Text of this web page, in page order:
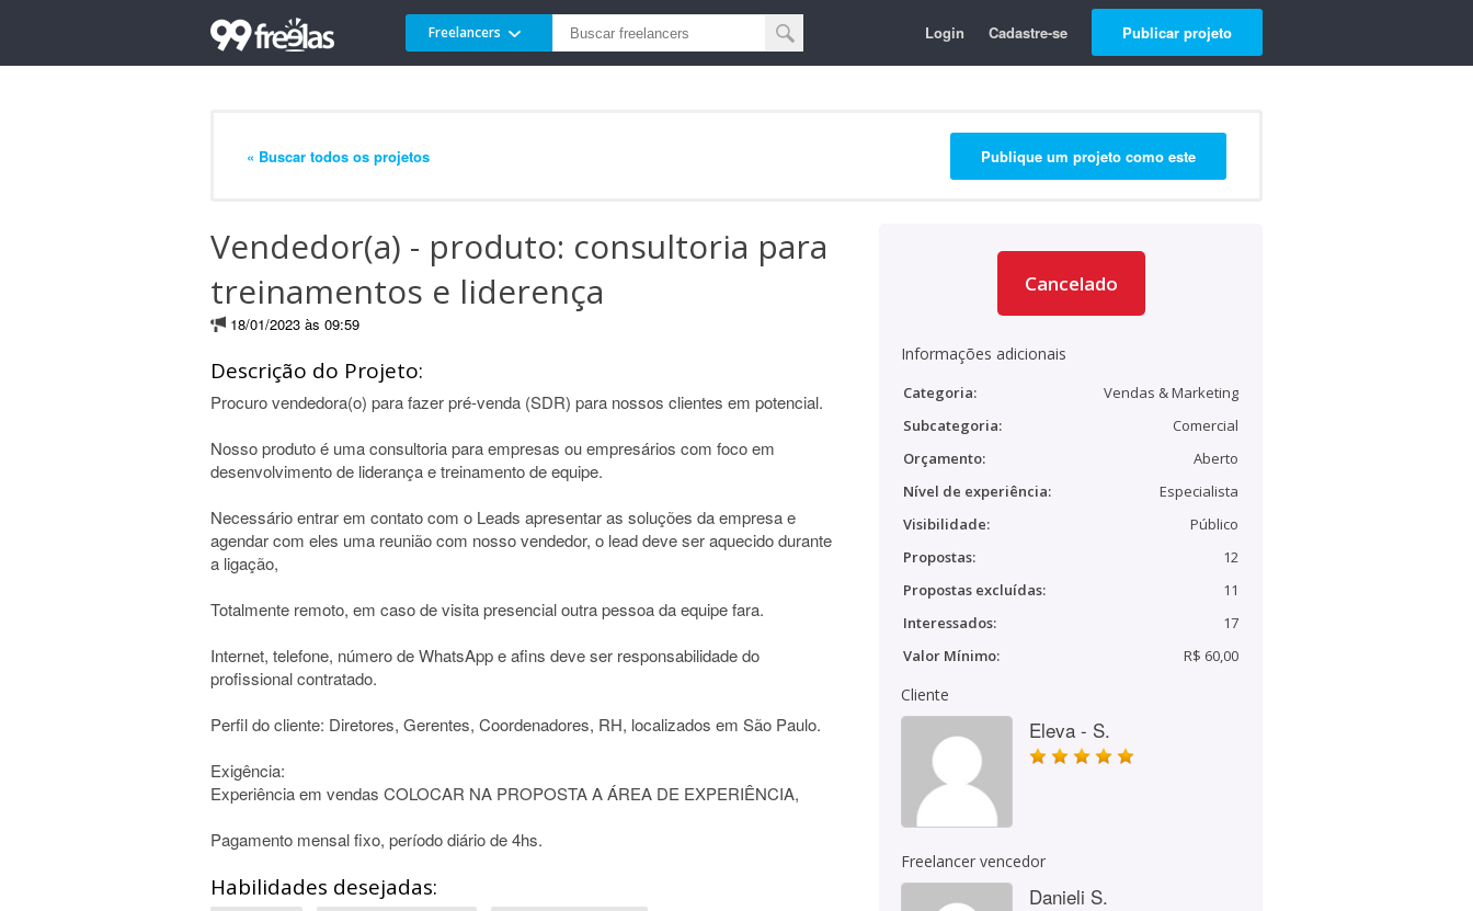
Freelancers Login Cadastre-se Publicar projeto
« Buscar todos os projetos Publique um projeto como este
Vendedor(a) - produto: consultoria para
treinamentos e liderença
18/01/2023 às 09:59
Descrição do Projeto:
Procuro vendedora(o) para fazer pré-venda (SDR) para nossos clientes em potencial.
Nosso produto é uma consultoria para empresas ou empresários com foco em
desenvolvimento de liderança e treinamento de equipe.
Necessário entrar em contato com o Leads apresentar as soluções da empresa e
agendar com eles uma reunião com nosso vendedor, o lead deve ser aquecido durante
a ligação,
Totalmente remoto, em caso de visita presencial outra pessoa da equipe fara.
Internet, telefone, número de WhatsApp e afins deve ser responsabilidade do
profissional contratado.
Perfil do cliente: Diretores, Gerentes, Coordenadores, RH, localizados em São Paulo.
Exigência:
Experiência em vendas COLOCAR NA PROPOSTA A ÁREA DE EXPERIÊNCIA,
Pagamento mensal fixo, período diário de 4hs.
Habilidades desejadas:
Cancelado
Informações adicionais
Categoria:
Vendas & Marketing
Subcategoria:
Comercial
Orçamento:
Aberto
Nível de experiência:
Especialista
Visibilidade:
Público
Propostas:
12
Propostas excluídas:
11
Interessados:
17
Valor Mínimo:
R$ 60,00
Cliente
Eleva - S.
Freelancer vencedor
Danieli S.